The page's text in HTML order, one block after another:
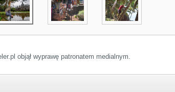
objął wyprawę patronatem medialnym.